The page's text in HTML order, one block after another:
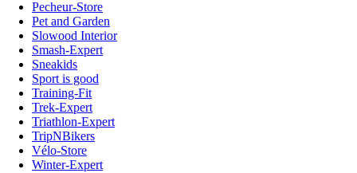
Pecheur-Store
Pet and Garden
Slowood Interior
Smash-Expert
Sneakids
Sport is good
Training-Fit
Trek-Expert
Triathlon-Expert
TripNBikers
Vélo-Store
Winter-Expert